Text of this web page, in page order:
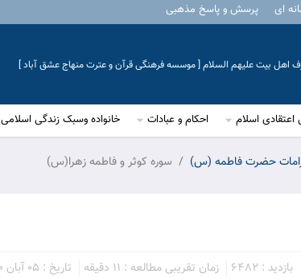
ای پرسش و پاسخ مذهبی
اهل بیت علیهم السلام [ موسسه فرهنگی قرآن و عترت منهاج عشق آباد ]
اعتقادی اسلام احکام و عبادات خانواده وسبک زندگی اسلامی
حضرت فاطمه (س) سوره کوثر و فاطمه زهرا(س)
بازدید : 6482 زمان تقریبی مطالعه : 11 دقیقه تاریخ : 05 آبان 1390